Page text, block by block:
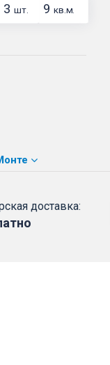
3 шт. 9 кв.м.
доставка: